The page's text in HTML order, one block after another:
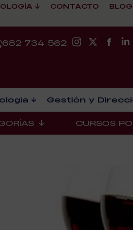
CONTACTO BLOG
682 734 562
Gestión y
CURSOS